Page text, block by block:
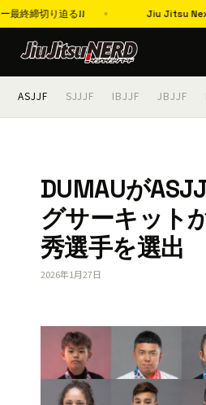
Jiu Jitsu Next Generation 第
テ
ASJJF SJJJF IBJJF JBJJF
DUMAUが
グサーキット
秀選手を選出
2026年1月27日